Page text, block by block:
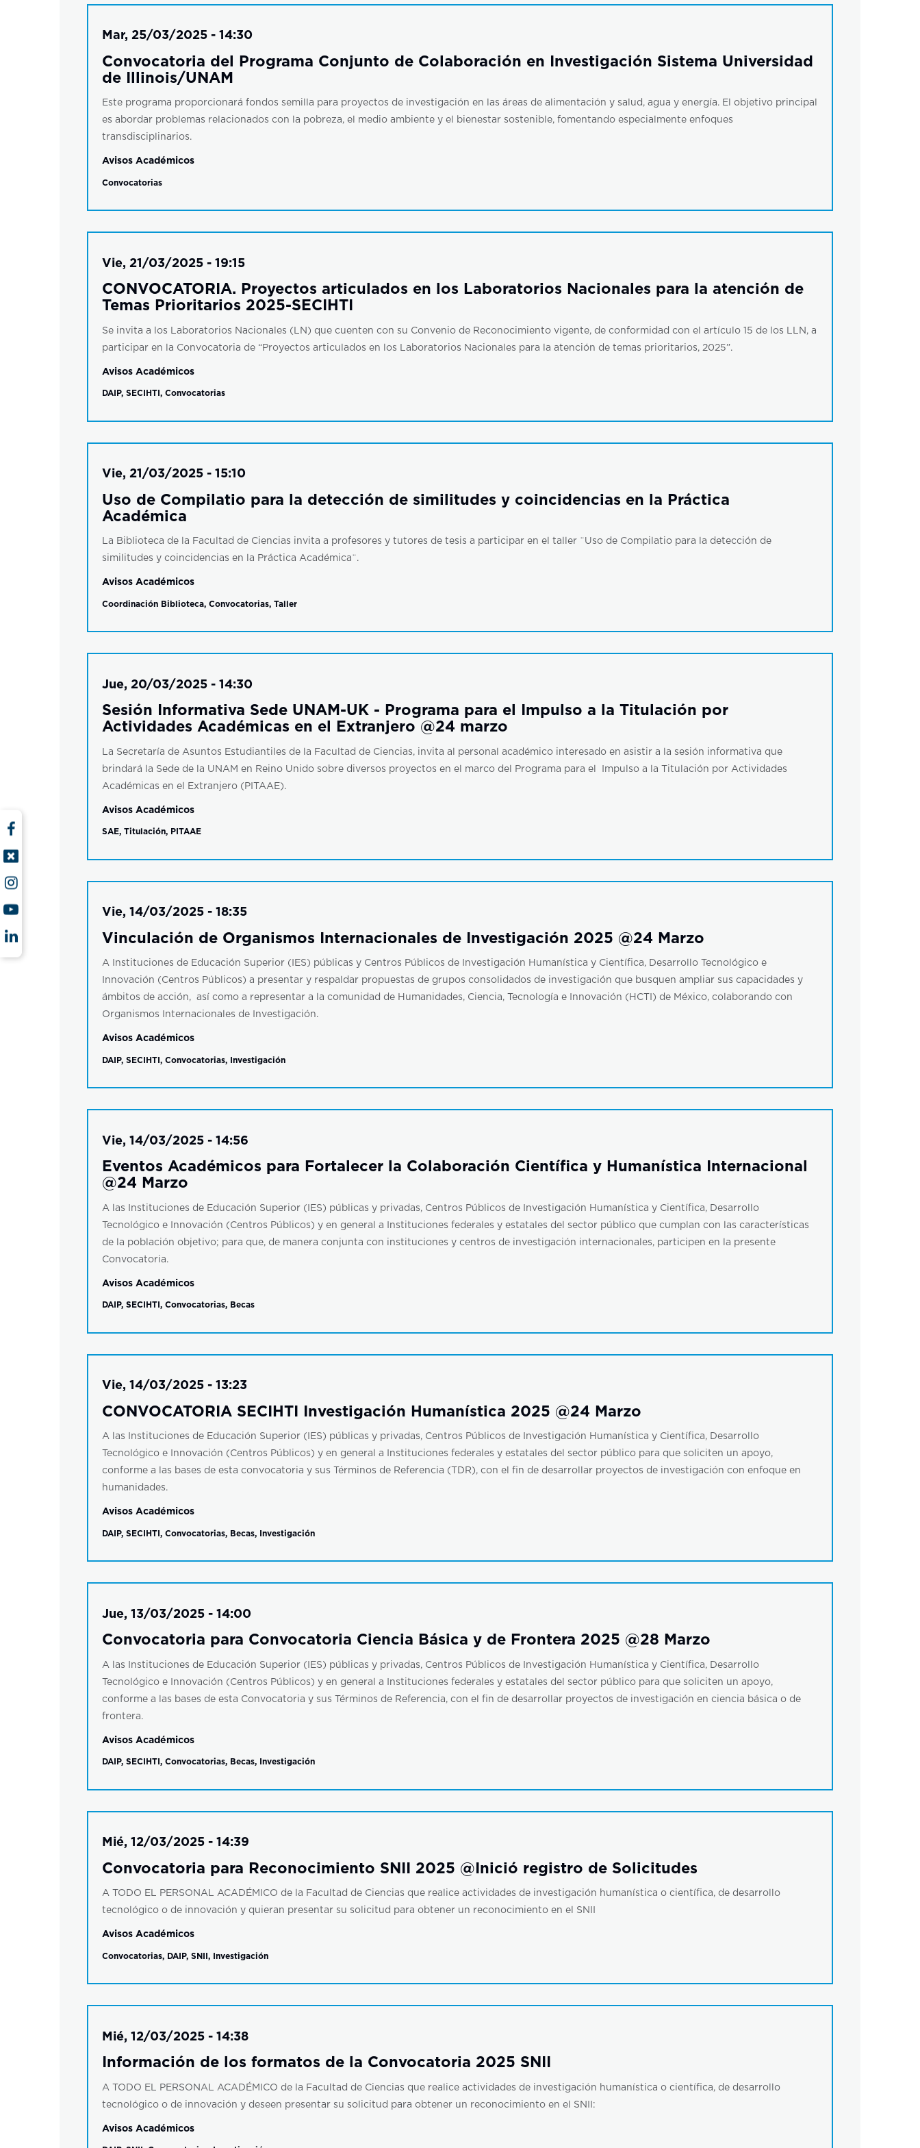
Mar, 25/03/2025 - 14:30
Convocatoria del Programa Conjunto de Colaboración en Investigación Sistema Universidad
de Illinois/UNAM
Este programa proporcionará fondos semilla para proyectos de investigación en las áreas de alimentación y salud, agua y energía. El objetivo principal
es abordar problemas relacionados con la pobreza, el medio ambiente y el bienestar sostenible, fomentando especialmente enfoques
transdisciplinarios.
Avisos Académicos
Convocatorias
Vie, 21/03/2025 - 19:15
CONVOCATORIA. Proyectos articulados en los Laboratorios Nacionales para la atención de
Temas Prioritarios 2025-SECIHTI
Se invita a los Laboratorios Nacionales (LN) que cuenten con su Convenio de Reconocimiento vigente, de conformidad con el artículo 15 de los LLN, a
participar en la Convocatoria de “Proyectos articulados en los Laboratorios Nacionales para la atención de temas prioritarios, 2025”.
Avisos Académicos
DAIP, SECIHTI , Convocatorias
Vie, 21/03/2025 - 15:10
Uso de Compilatio​ para la detección de similitudes y coincidencias en la Práctica
Académica
La Biblioteca de la Facultad de Ciencias invita a profesores y tutores de tesis a participar en el taller ¨Uso de Compilatio para la detección de
similitudes y coincidencias en la Práctica Académica¨.
Avisos Académicos
Coordinación Biblioteca, Convocatorias, Taller
Jue, 20/03/2025 - 14:30
Sesión Informativa Sede UNAM-UK - Programa para el Impulso a la Titulación por
Actividades Académicas en el Extranjero @24 marzo
La Secretaría de Asuntos Estudiantiles de la Facultad de Ciencias, invita al personal académico interesado en asistir a la sesión informativa que
brindará la Sede de la UNAM en Reino Unido sobre diversos proyectos en el marco del Programa para el Impulso a la Titulación por Actividades
Académicas en el Extranjero (PITAAE).
Avisos Académicos
SAE, Titulación, PITAAE
Vie, 14/03/2025 - 18:35
Vinculación de Organismos Internacionales de Investigación 2025 @24 Marzo
A Instituciones de Educación Superior (IES) públicas y Centros Públicos de Investigación Humanística y Científica, Desarrollo Tecnológico e
Innovación (Centros Públicos) a presentar y respaldar propuestas de grupos consolidados de investigación que busquen ampliar sus capacidades y
ámbitos de acción, así como a representar a la comunidad de Humanidades, Ciencia, Tecnología e Innovación (HCTI) de México, colaborando con
Organismos Internacionales de Investigación.
Avisos Académicos
DAIP, SECIHTI , Convocatorias, Investigación
Vie, 14/03/2025 - 14:56
Eventos Académicos para Fortalecer la Colaboración Científica y Humanística Internacional
@24 Marzo
A las Instituciones de Educación Superior (IES) públicas y privadas, Centros Públicos de Investigación Humanística y Científica, Desarrollo
Tecnológico e Innovación (Centros Públicos) y en general a Instituciones federales y estatales del sector público que cumplan con las características
de la población objetivo; para que, de manera conjunta con instituciones y centros de investigación internacionales, participen en la presente
Convocatoria.
Avisos Académicos
DAIP, SECIHTI , Convocatorias, Becas
Vie, 14/03/2025 - 13:23
CONVOCATORIA SECIHTI Investigación Humanística 2025 @24 Marzo
A las Instituciones de Educación Superior (IES) públicas y privadas, Centros Públicos de Investigación Humanística y Científica, Desarrollo
Tecnológico e Innovación (Centros Públicos) y en general a Instituciones federales y estatales del sector público para que soliciten un apoyo,
conforme a las bases de esta convocatoria y sus Términos de Referencia (TDR), con el fin de desarrollar proyectos de investigación con enfoque en
humanidades.
Avisos Académicos
DAIP, SECIHTI , Convocatorias, Becas, Investigación
Jue, 13/03/2025 - 14:00
Convocatoria para Convocatoria Ciencia Básica y de Frontera 2025 @28 Marzo
A las Instituciones de Educación Superior (IES) públicas y privadas, Centros Públicos de Investigación Humanística y Científica, Desarrollo
Tecnológico e Innovación (Centros Públicos) y en general a Instituciones federales y estatales del sector público para que soliciten un apoyo,
conforme a las bases de esta Convocatoria y sus Términos de Referencia, con el fin de desarrollar proyectos de investigación en ciencia básica o de
frontera.
Avisos Académicos
DAIP, SECIHTI , Convocatorias, Becas, Investigación
Mié, 12/03/2025 - 14:39
Convocatoria para Reconocimiento SNII 2025 @Inició registro de Solicitudes
A TODO EL PERSONAL ACADÉMICO de la Facultad de Ciencias que realice actividades de investigación humanística o científica, de desarrollo
tecnológico o de innovación y quieran presentar su solicitud para obtener un reconocimiento en el SNII
Avisos Académicos
Convocatorias, DAIP, SNII , Investigación
Mié, 12/03/2025 - 14:38
Información de los formatos de la Convocatoria 2025 SNII
A TODO EL PERSONAL ACADÉMICO de la Facultad de Ciencias que realice actividades de investigación humanística o científica, de desarrollo
tecnológico o de innovación y deseen presentar su solicitud para obtener un reconocimiento en el SNII:
Avisos Académicos